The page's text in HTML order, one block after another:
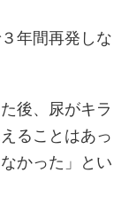
年間再発しな
後、尿がキラ
ることはあっ
かった」とい